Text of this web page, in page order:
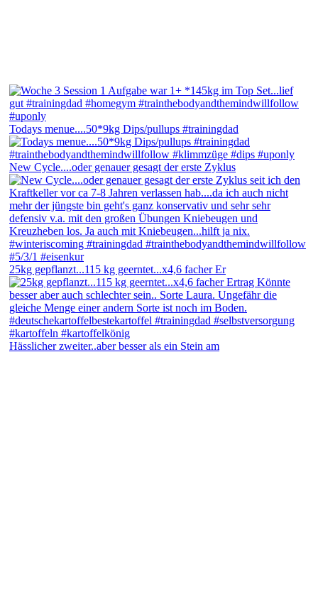
Todays menue....50*9kg Dips/pullups #trainingdad
New Cycle....oder genauer gesagt der erste Zyklus
25kg gepflanzt...115 kg geerntet...x4,6 facher Er
Hässlicher zweiter..aber besser als ein Stein am